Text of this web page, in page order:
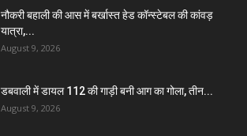
नौकरी बहाली की आस में बर्खास्त हेड कॉन्स्टेबल की कांवड़
यात्रा,...
August 9, 2026
डबवाली में डायल 112 की गाड़ी बनी आग का गोला, तीन...
August 9, 2026